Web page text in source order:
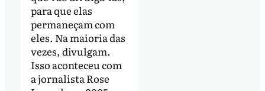
para que elas
permaneçam com
eles. Na maioria das
vezes, divulgam.
Isso aconteceu com
a jornalista Rose